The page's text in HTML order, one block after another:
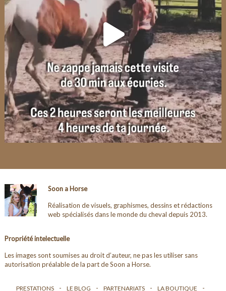
Soon a Horse
Réalisation de visuels, graphismes, dessins et rédactions
web spécialisés dans le monde du cheval depuis 2013.
PRESTATIONS LE BLOG PARTENARIATS LA BOUTIQUE
Propriété intelectuelle
Les images sont soumises au droit d’auteur, ne pas les utiliser sans
autorisation préalable de la part de Soon a Horse.